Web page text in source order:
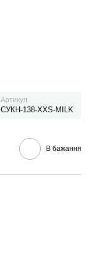
Артикул
СУКН-138-XXS-MILK
В бажання